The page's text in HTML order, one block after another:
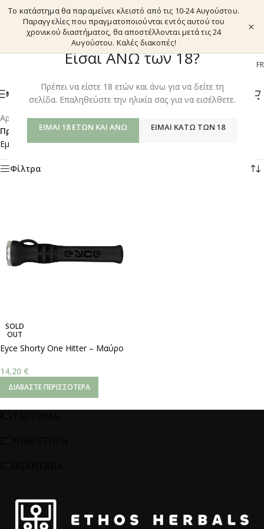
Είσαι ΑΝΩ των 18?
Πρέπει να είστε 18 ετών και άνω για να δείτε τη
σελίδα. Επαληθεύστε την ηλικία σας για να εισέλθετε.
ΕΊΜΑΙ 18 ΕΤΏΝ ΚΑΙ ΆΝΩ ΕΊΜΑΙ ΚΆΤΩ ΤΩΝ 18
Το κατάστημα θα παραμείνει κλειστό από τις 10-24 Αυγούστου.
Παραγγελίες που πραγματοποιούνται εντός αυτού του
χρονικού διαστήματος, θα αποστέλλονται μετά τις 24
Αυγούστου. Καλές διακοπές!
×
EL FR
ΜΕΝΟΎ
Αρχική σελίδα/Shop/
Προϊόντα με ετικέτα “HEADSHOP - SMOKING HERBS”
Εμφάνιση του μοναδικού αποτελέσματος
Φίλτρα
SOLD
OUT
Eyce Shorty One Hitter – Μαύρο
14,20 €
ΔΙΑΒΆΣΤΕ ΠΕΡΙΣΣΌΤΕΡΑ
ΚΑΤΑΣΤΗΜΑ
ΕΞΥΠΗΡΕΤΗΣΗ
ΕΠΙΚΟΙΝΩΝΙΑ